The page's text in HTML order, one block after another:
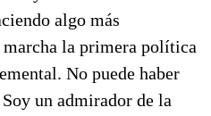
algo más
la primera política
No puede haber
un admirador de la